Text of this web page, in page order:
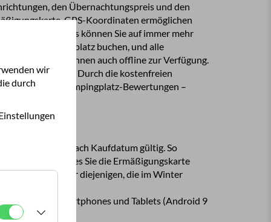
den Übernachtungspreis und den
GPS-Koordinaten ermöglichen
können Sie auf immer mehr
App einen Stellplatz buchen, und alle
zur Verfügung.
für unterwegs. Durch die kostenfreien
aktuell.
ist bis ein Jahr nach Kaufdatum gültig. So
ist das für diejenigen, die im Winter
für Smartphones und Tablets (Android 9
wir
durch